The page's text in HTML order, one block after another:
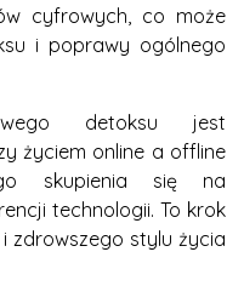
cyfrowych, co może
i poprawy ogólnego
detoksu jest
życiem online a offline
skupienia się na
technologii. To krok
zdrowszego stylu życia